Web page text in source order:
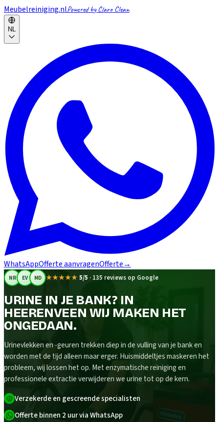
Meubelreiniging.nlPowered by Claro Clean
NL
WhatsAppOfferte aanvragenOfferte→
NR EV MD ★★★★★ 5/5 · 135 reviews op Google
URINE IN JE BANK? IN
HEERENVEEN WIJ MAKEN HET
ONGEDAAN.
Urinevlekken en -geuren trekken diep in de vulling van je bank en
worden met de tijd alleen maar erger. Huismiddeltjes maskeren het
probleem, wij lossen het op. Met enzymatische reiniging en
professionele extractie verwijderen we urine tot op de kern.
Verzekerde en gescreende specialisten
Offerte binnen 2 uur via WhatsApp